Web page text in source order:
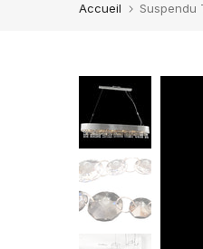
Accueil Suspendu